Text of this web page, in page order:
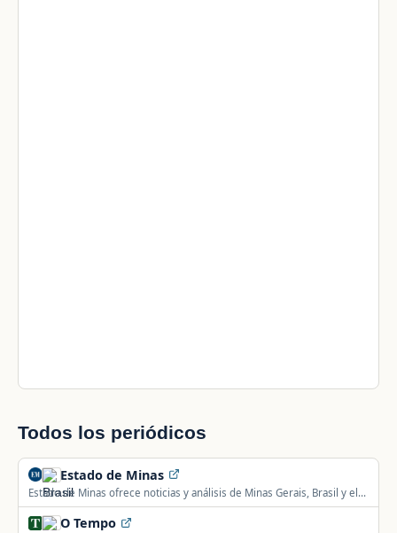
Todos los periódicos
Estado de Minas
Estado de Minas ofrece noticias y análisis de Minas Gerais, Brasil y el
mundo.
O Tempo